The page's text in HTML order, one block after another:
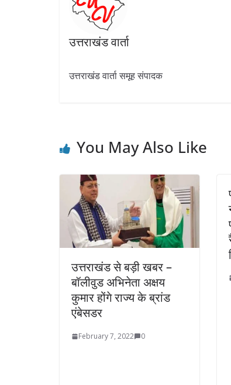
उत्तराखंड वार्ता
उत्तराखंड वार्ता समूह संपादक
You May Also Like
उत्तराखंड से बड़ी खबर –
बॉलीवुड अभिनेता अक्षय
कुमार होंगे राज्य के ब्रांड
एंबेसडर
February 7, 2022 0